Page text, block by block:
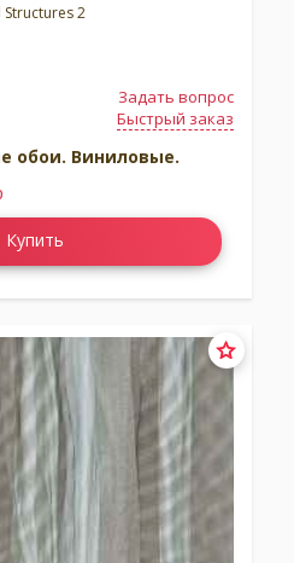
Structures 2
Задать вопрос
Быстрый заказ
обои. Виниловые.
Купить